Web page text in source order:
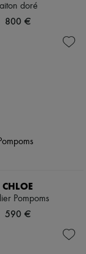
doré
800 €
CHLOE
Pompoms
590 €